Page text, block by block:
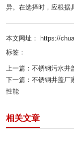
异。在选择时，应根据
本文网址： https://
标签：
上一篇： 不锈钢污水井
下一篇： 不锈钢井盖厂
性能
相关文章